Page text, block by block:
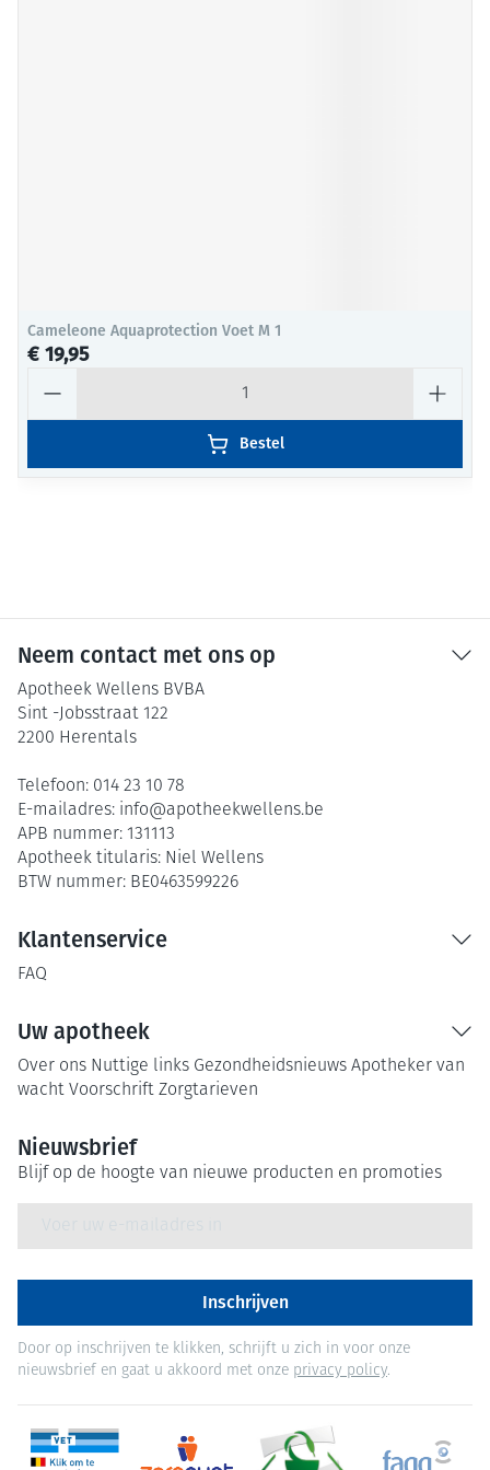
Cameleone Aquaprotection Voet M 1
€ 19,95
Bestel
Neem contact met ons op
Apotheek Wellens BVBA
Sint -Jobsstraat 122
2200 Herentals
Telefoon: 014 23 10 78
E-mailadres: info@apotheekwellens.be
APB nummer: 131113
Apotheek titularis: Niel Wellens
BTW nummer: BE0463599226
Klantenservice
FAQ
Uw apotheek
Over ons Nuttige links Gezondheidsnieuws Apotheker van
wacht Voorschrift Zorgtarieven
Nieuwsbrief
Blijf op de hoogte van nieuwe producten en promoties
Inschrijven
Door op inschrijven te klikken, schrijft u zich in voor onze
nieuwsbrief en gaat u akkoord met onze privacy policy.